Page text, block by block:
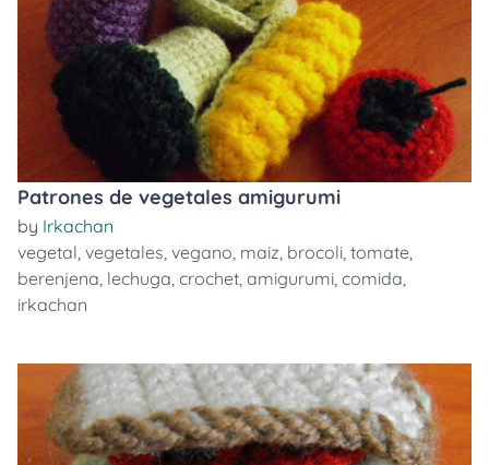
Patrones de vegetales amigurumi
by Irkachan
vegetal, vegetales, vegano, maiz, brocoli, tomate,
berenjena, lechuga, crochet, amigurumi, comida,
irkachan